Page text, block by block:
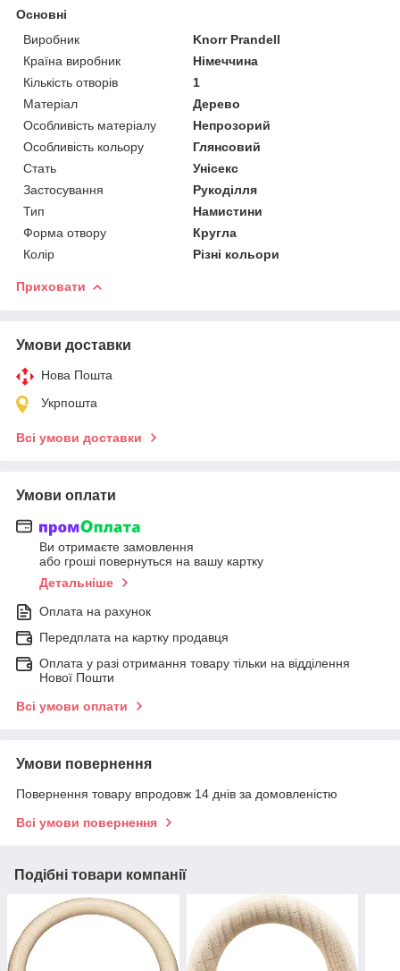
Основні
Виробник
Knorr Prandell
Країна виробник
Німеччина
Кількість отворів
1
Матеріал
Дерево
Особливість матеріалу
Непрозорий
Особливість кольору
Глянсовий
Стать
Унісекс
Застосування
Рукоділля
Тип
Намистини
Форма отвору
Кругла
Колір
Різні кольори
Приховати
Умови доставки
Нова Пошта
Укрпошта
Всі умови доставки
Умови оплати
Ви отримаєте замовлення
або гроші повернуться на вашу картку
Детальніше
Оплата на рахунок
Передплата на картку продавця
Оплата у разі отримання товару тільки на відділення
Нової Пошти
Всі умови оплати
Умови повернення
Повернення товару впродовж 14 днів за домовленістю
Всі умови повернення
Подібні товари компанії